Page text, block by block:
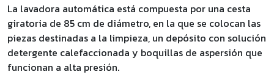
La lavadora automática está compuesta por una cesta
giratoria de 85 cm de diámetro, en la que se colocan las
piezas destinadas a la limpieza, un depósito con solución
detergente calefaccionada y boquillas de aspersión que
funcionan a alta presión.